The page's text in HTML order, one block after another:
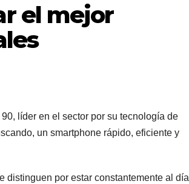
el mejor
líder en el sector por su tecnología de
un smartphone rápido, eficiente y
distinguen por estar constantemente al día